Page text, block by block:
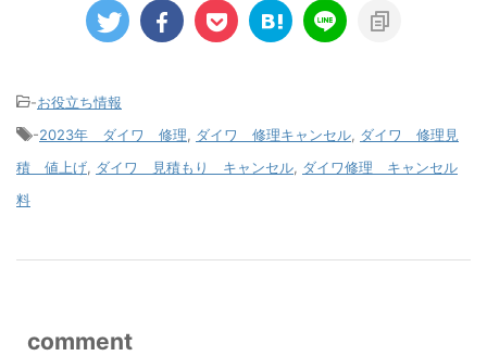
-お役立ち情報
-2023年 ダイワ 修理 ダイワ 修理キャンセル ダイワ 修理見
積 値上げ ダイワ 見積もり キャンセル ダイワ修理 キャンセル
料
comment